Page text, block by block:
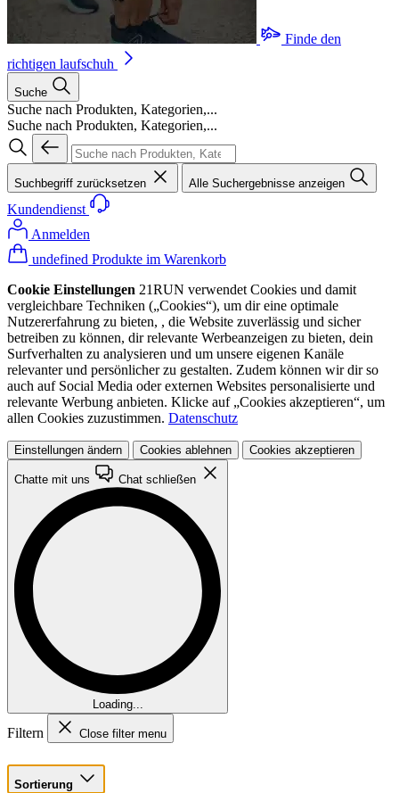
Finde den
richtigen laufschuh
Suche
Suche nach Produkten, Kategorien,...
Suche nach Produkten, Kategorien,...
Suchbegriff zurücksetzen Alle Suchergebnisse anzeigen
Kundendienst
Anmelden
undefined Produkte im Warenkorb
Cookie Einstellungen 21RUN verwendet Cookies und damit
vergleichbare Techniken („Cookies“), um dir eine optimale
Nutzererfahrung zu bieten, , die Website zuverlässig und sicher
betreiben zu können, dir relevante Werbeanzeigen zu bieten, dein
Surfverhalten zu analysieren und um unsere eigenen Kanäle
relevanter und persönlicher zu gestalten. Zudem können wir dir so
auch auf Social Media oder externen Websites personalisierte und
relevante Werbung anbieten. Klicke auf „Cookies akzeptieren“, um
allen Cookies zuzustimmen. Datenschutz
Einstellungen ändern Cookies ablehnen Cookies akzeptieren
Chatte mit uns Chat schließen
Loading...
Filtern Close filter menu
Sortierung